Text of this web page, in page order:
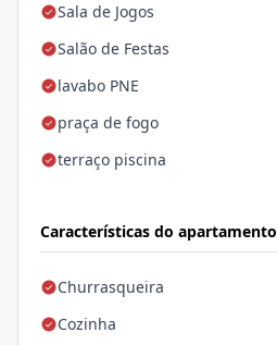
Sala de Jogos
Salão de Festas
lavabo PNE
praça de fogo
terraço piscina
Características do apartamento
Churrasqueira
Cozinha